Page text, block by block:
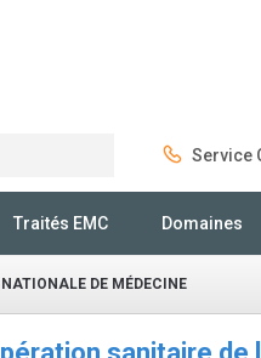
Service
Traités EMC Domaines
DE MÉDECINE